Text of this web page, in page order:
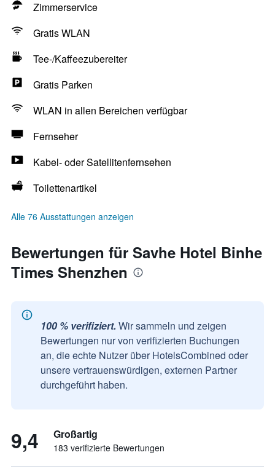
Zimmerservice
Gratis WLAN
Tee-/Kaffeezubereiter
Gratis Parken
WLAN in allen Bereichen verfügbar
Fernseher
Kabel- oder Satellitenfernsehen
Toilettenartikel
Alle 76 Ausstattungen anzeigen
Bewertungen für Savhe Hotel Binhe
Times Shenzhen
100 % verifiziert. Wir sammeln und zeigen
Bewertungen nur von verifizierten Buchungen
an, die echte Nutzer über HotelsCombined oder
unsere vertrauenswürdigen, externen Partner
durchgeführt haben.
9,4 Großartig
183 verifizierte Bewertungen